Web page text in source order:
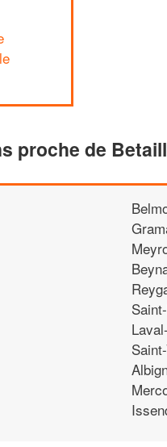
proche de